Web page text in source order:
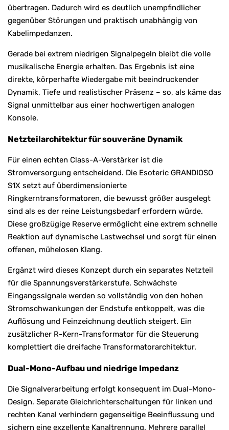
übertragen. Dadurch wird es deutlich unempfindlicher
gegenüber Störungen und praktisch unabhängig von
Kabelimpedanzen.
Gerade bei extrem niedrigen Signalpegeln bleibt die volle
musikalische Energie erhalten. Das Ergebnis ist eine
direkte, körperhafte Wiedergabe mit beeindruckender
Dynamik, Tiefe und realistischer Präsenz – so, als käme das
Signal unmittelbar aus einer hochwertigen analogen
Konsole.
Netzteilarchitektur für souveräne Dynamik
Für einen echten Class-A-Verstärker ist die
Stromversorgung entscheidend. Die Esoteric GRANDIOSO
S1X setzt auf überdimensionierte
Ringkerntransformatoren, die bewusst größer ausgelegt
sind als es der reine Leistungsbedarf erfordern würde.
Diese großzügige Reserve ermöglicht eine extrem schnelle
Reaktion auf dynamische Lastwechsel und sorgt für einen
offenen, mühelosen Klang.
Ergänzt wird dieses Konzept durch ein separates Netzteil
für die Spannungsverstärkerstufe. Schwächste
Eingangssignale werden so vollständig von den hohen
Stromschwankungen der Endstufe entkoppelt, was die
Auflösung und Feinzeichnung deutlich steigert. Ein
zusätzlicher R-Kern-Transformator für die Steuerung
komplettiert die dreifache Transformatorarchitektur.
Dual-Mono-Aufbau und niedrige Impedanz
Die Signalverarbeitung erfolgt konsequent im Dual-Mono-
Design. Separate Gleichrichterschaltungen für linken und
rechten Kanal verhindern gegenseitige Beeinflussung und
sichern eine exzellente Kanaltrennung. Mehrere parallel